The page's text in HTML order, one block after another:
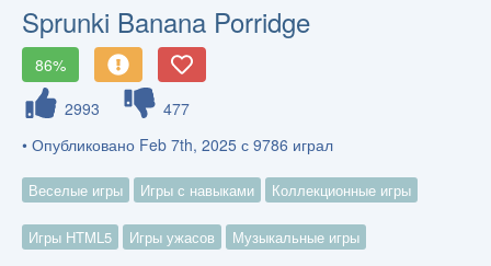
Sprunki Banana Porridge
86%
2993
477
• Опубликовано Feb 7th, 2025 с 9786 играл
Веселые игры Игры с навыками Коллекционные игры
Игры HTML5 Игры ужасов Музыкальные игры